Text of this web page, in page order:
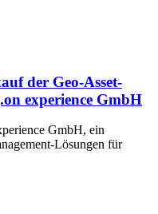
der Geo-Asset-
experience GmbH
GmbH, ein
Lösungen für